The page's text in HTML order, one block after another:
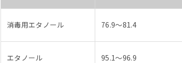
消毒用エタノール 76.9〜81.4
エタノール 95.1〜96.9